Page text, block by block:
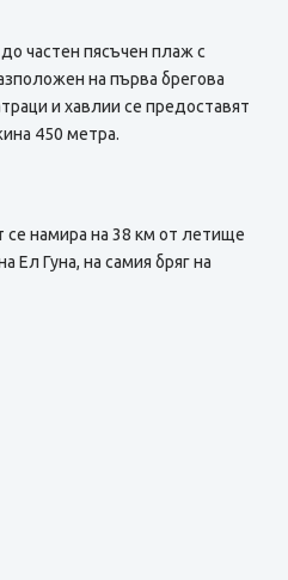
частен пясъчен плаж с
на първа брегова
и хавлии се предоставят
450 метра.
се намира на 38 км от летище
Ел Гуна, на самия бряг на